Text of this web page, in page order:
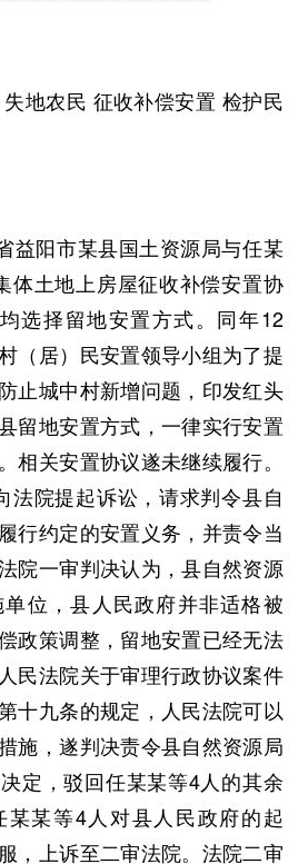
地农民 征收补偿安置 检护民
益阳市某县国土资源局与任某
体土地上房屋征收补偿安置协
选择留地安置方式。同年12
（居）民安置领导小组为了提
止城中村新增问题，印发红头
留地安置方式，一律实行安置
相关安置协议遂未继续履行。
法院提起诉讼，请求判令县自
行约定的安置义务，并责令当
院一审判决认为，县自然资源
位，县人民政府并非适格被
政策调整，留地安置已经无法
民法院关于审理行政协议案件
十九条的规定，人民法院可以
施，遂判决责令县自然资源局
定，驳回任某某等4人的其余
某等4人对县人民政府的起
，上诉至二审法院。法院二审